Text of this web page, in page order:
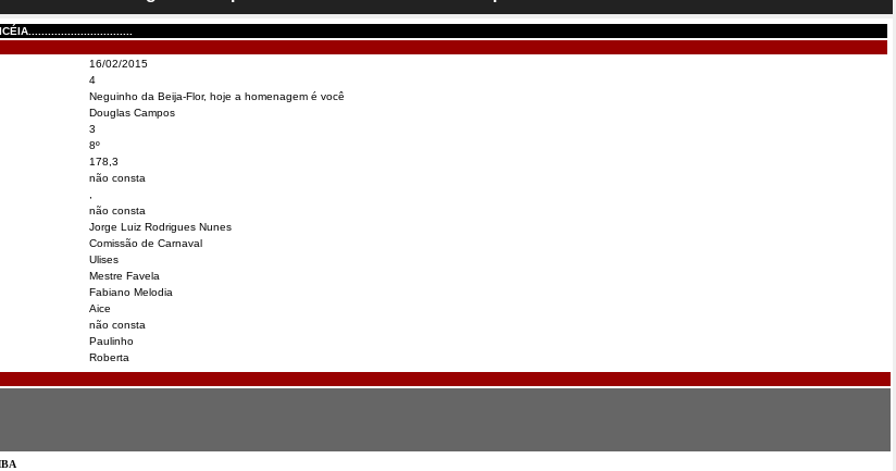
16/02/2015
4
Neguinho da Beija-Flor, hoje a homenagem é você
Douglas Campos
3
8º
178,3
não consta
não consta
Jorge Luiz Rodrigues Nunes
Comissão de Carnaval
Ulises
Mestre Favela
Fabiano Melodia
Aice
não consta
Paulinho
Roberta